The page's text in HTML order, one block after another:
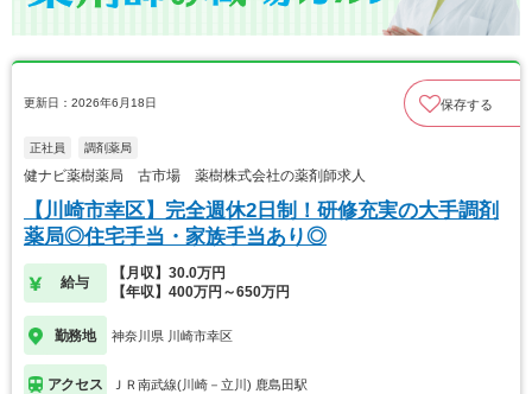
更新日：2026年6月18日 保存する
正社員 調剤薬局
健ナビ薬樹薬局 古市場 薬樹株式会社の薬剤師求人
【川崎市幸区】完全週休2日制！研修充実の大手調剤
薬局◎住宅手当・家族手当あり◎
給与
【月収】30.0万円
【年収】400万円～650万円
勤務地 神奈川県 川崎市幸区
アクセス ＪＲ南武線(川崎－立川) 鹿島田駅